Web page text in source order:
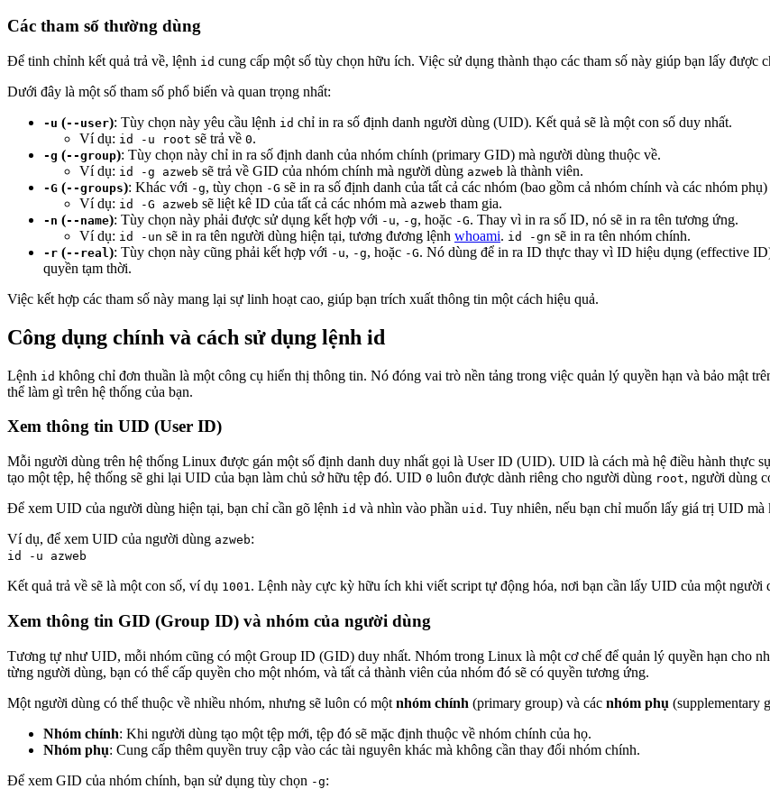
Các tham số thường dùng
Để tinh chỉnh kết quả trả về, lệnh id cung cấp một số tùy chọn hữu ích. Việc sử dụng thành thạo các tham số này giúp bạn lấy
Dưới đây là một số tham số phổ biến và quan trọng nhất:
-u (--user): Tùy chọn này yêu cầu lệnh id chỉ in ra số định danh người dùng (UID). Kết quả sẽ là một con số duy nhất.
Ví dụ: id -u root sẽ trả về 0.
-g (--group): Tùy chọn này chỉ in ra số định danh của nhóm chính (primary GID) mà người dùng thuộc về.
Ví dụ: id -g azweb sẽ trả về GID của nhóm chính mà người dùng azweb là thành viên.
-G (--groups): Khác với -g, tùy chọn -G sẽ in ra số định danh của tất cả các nhóm (bao gồm cả nhóm chính và các nhóm
Ví dụ: id -G azweb sẽ liệt kê ID của tất cả các nhóm mà azweb tham gia.
-n (--name): Tùy chọn này phải được sử dụng kết hợp với -u, -g, hoặc -G. Thay vì in ra số ID, nó sẽ in ra tên tương ứng.
Ví dụ: id -un sẽ in ra tên người dùng hiện tại, tương đương lệnh whoami. id -gn sẽ in ra tên nhóm chính.
-r (--real ): Tùy chọn này cũng phải kết hợp với -u, -g, hoặc -G. Nó dùng để in ra ID thực thay vì ID hiệu dụng (effective
quyền tạm thời.
Việc kết hợp các tham số này mang lại sự linh hoạt cao, giúp bạn trích xuất thông tin một cách hiệu quả.
Công dụng chính và cách sử dụng lệnh id
Lệnh id không chỉ đơn thuần là một công cụ hiển thị thông tin. Nó đóng vai trò nền tảng trong việc quản lý quyền hạn và bảo mật
thể làm gì trên hệ thống của bạn.
Xem thông tin UID (User ID)
Mỗi người dùng trên hệ thống Linux được gán một số định danh duy nhất gọi là User ID (UID). UID là cách mà hệ điều hành thực
tạo một tệp, hệ thống sẽ ghi lại UID của bạn làm chủ sở hữu tệp đó. UID 0 luôn được dành riêng cho người dùng root, người dùng
Để xem UID của người dùng hiện tại, bạn chỉ cần gõ lệnh id và nhìn vào phần uid . Tuy nhiên, nếu bạn chỉ muốn lấy giá trị UID
Ví dụ, để xem UID của người dùng azweb:
id -u azweb
Kết quả trả về sẽ là một con số, ví dụ 1001. Lệnh này cực kỳ hữu ích khi viết script tự động hóa, nơi bạn cần lấy UID của một người
Xem thông tin GID (Group ID) và nhóm của người dùng
Tương tự như UID, mỗi nhóm cũng có một Group ID (GID) duy nhất. Nhóm trong Linux là một cơ chế để quản lý quyền hạn cho
từng người dùng, bạn có thể cấp quyền cho một nhóm, và tất cả thành viên của nhóm đó sẽ có quyền tương ứng.
Một người dùng có thể thuộc về nhiều nhóm, nhưng sẽ luôn có một nhóm chính (primary group) và các nhóm phụ (supplementary
Nhóm chính: Khi người dùng tạo một tệp mới, tệp đó sẽ mặc định thuộc về nhóm chính của họ.
Nhóm phụ: Cung cấp thêm quyền truy cập vào các tài nguyên khác mà không cần thay đổi nhóm chính.
Để xem GID của nhóm chính, bạn sử dụng tùy chọn -g: